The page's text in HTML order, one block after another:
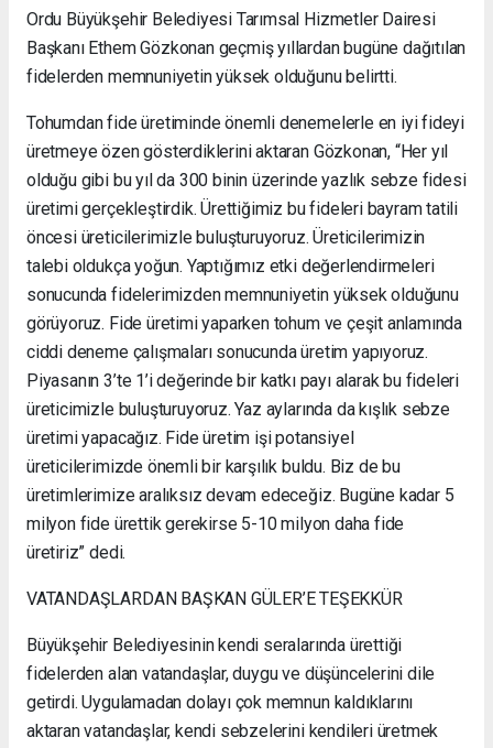
Ordu Büyükşehir Belediyesi Tarımsal Hizmetler Dairesi
Başkanı Ethem Gözkonan geçmiş yıllardan bugüne dağıtılan
fidelerden memnuniyetin yüksek olduğunu belirtti.
Tohumdan fide üretiminde önemli denemelerle en iyi fideyi
üretmeye özen gösterdiklerini aktaran Gözkonan, “Her yıl
olduğu gibi bu yıl da 300 binin üzerinde yazlık sebze fidesi
üretimi gerçekleştirdik. Ürettiğimiz bu fideleri bayram tatili
öncesi üreticilerimizle buluşturuyoruz. Üreticilerimizin
talebi oldukça yoğun. Yaptığımız etki değerlendirmeleri
sonucunda fidelerimizden memnuniyetin yüksek olduğunu
görüyoruz. Fide üretimi yaparken tohum ve çeşit anlamında
ciddi deneme çalışmaları sonucunda üretim yapıyoruz.
Piyasanın 3’te 1’i değerinde bir katkı payı alarak bu fideleri
üreticimizle buluşturuyoruz. Yaz aylarında da kışlık sebze
üretimi yapacağız. Fide üretim işi potansiyel
üreticilerimizde önemli bir karşılık buldu. Biz de bu
üretimlerimize aralıksız devam edeceğiz. Bugüne kadar 5
milyon fide ürettik gerekirse 5-10 milyon daha fide
üretiriz” dedi.
VATANDAŞLARDAN BAŞKAN GÜLER’E TEŞEKKÜR
Büyükşehir Belediyesinin kendi seralarında ürettiği
fidelerden alan vatandaşlar, duygu ve düşüncelerini dile
getirdi. Uygulamadan dolayı çok memnun kaldıklarını
aktaran vatandaşlar, kendi sebzelerini kendileri üretmek